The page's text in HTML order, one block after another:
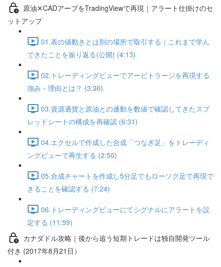
原油✕CADアーブをTradingViewで再現｜アラート仕掛けのセ
ットアップ
01.表の値動きとは別の場所で取引する｜これまで学ん
できたことを振り返る(公開) (4:13)
02.トレーディングビューでアービトラージを再現する
強み・理由とは？ (3:30)
03.資源通貨と原油との連動を数値で確認してきたスプ
レッドシートの構成を再確認 (6:31)
04.エクセルで作成した合成「つなぎ足」をトレーディ
ングビューで再生する (2:50)
05.合成チャートを作成し5分足でもローソク足で再現で
きることを確認する (7:24)
06.トレーディングビューにてシグナルにアラートを設
定する (11:59)
カナダドル攻略｜後から追う短期トレードは独自開発ツール
付き (2017年8月21日）